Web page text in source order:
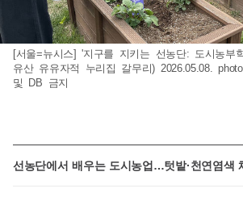
[서울=뉴시스] '지구를 지키는 선농단: 도시농부
유산 유유자적 누리집 갈무리) 2026.05.08.
및 DB 금지
선농단에서 배우는 도시농업…텃밭·천연염색